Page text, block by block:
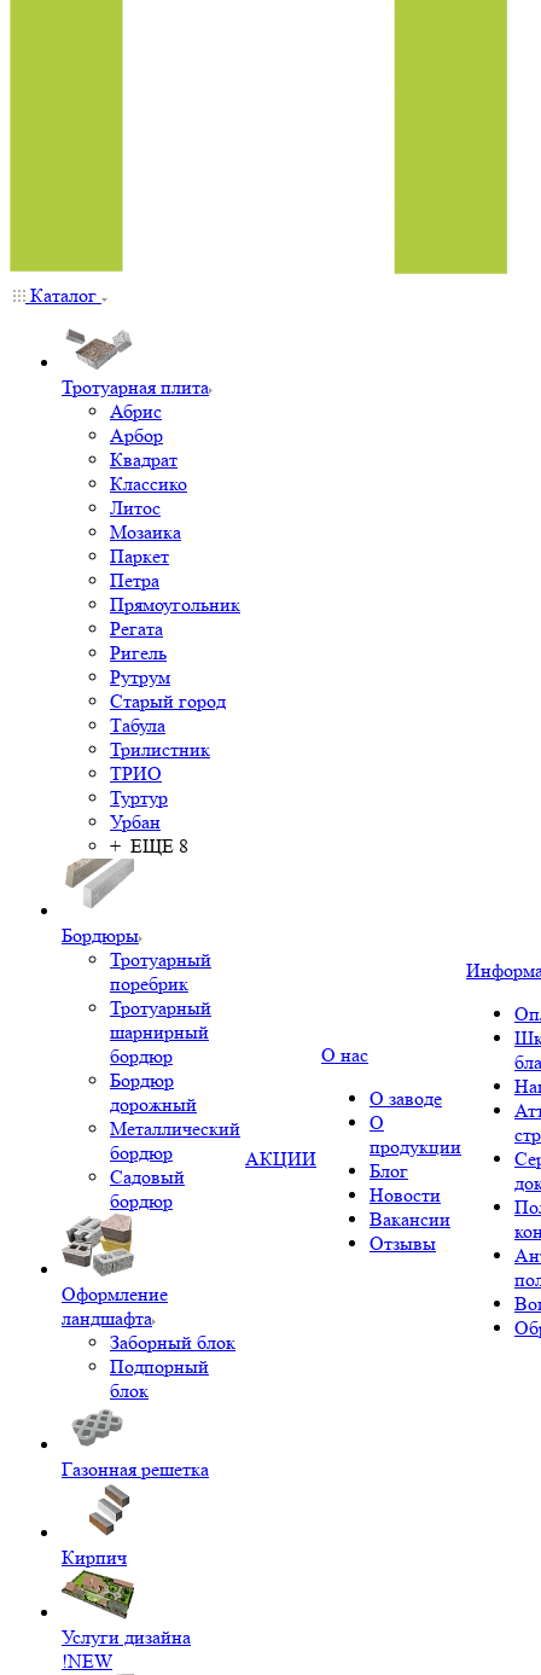
Каталог
Тротуарная плита
Абрис
Арбор
Квадрат
Классико
Литос
Мозаика
Паркет
Петра
Прямоугольник
Регата
Ригель
Рутрум
Старый город
Табула
Трилистник
ТРИО
Туртур
Урбан
+ ЕЩЕ 8
Бордюры
Тротуарный
поребрик
Тротуарный
шарнирный
бордюр
Бордюр
дорожный
Металлический
бордюр
Садовый
бордюр
Оформление
ландшафта
Заборный блок
Подпорный
блок
Газонная решетка
Кирпич
Услуги дизайна
!NEW
АКЦИИ
О нас
О заводе
О
продукции
Блог
Новости
Вакансии
Отзывы